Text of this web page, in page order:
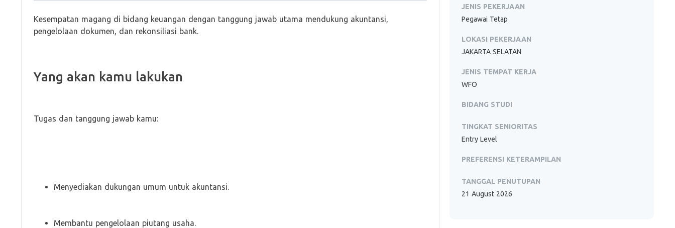
Kesempatan magang di bidang keuangan dengan tanggung jawab utama mendukung akuntansi,
pengelolaan dokumen, dan rekonsiliasi bank.
Yang akan kamu lakukan
Tugas dan tanggung jawab kamu:
Menyediakan dukungan umum untuk akuntansi.
Membantu pengelolaan piutang usaha.
JENIS PEKERJAAN
Pegawai Tetap
LOKASI PEKERJAAN
JAKARTA SELATAN
JENIS TEMPAT KERJA
WFO
BIDANG STUDI
TINGKAT SENIORITAS
Entry Level
PREFERENSI KETERAMPILAN
TANGGAL PENUTUPAN
21 August 2026